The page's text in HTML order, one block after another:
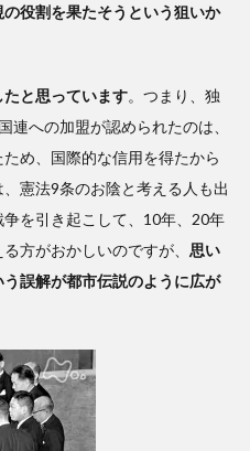
役割を果たそうという狙いか
と思っています。つまり、独
連への加盟が認められたのは、
め、国際的な信用を得たから
憲法9条のお陰と考える人も出
を引き起こして、10年、20年
方がおかしいのですが、 思い
誤解が都市伝説のように広が